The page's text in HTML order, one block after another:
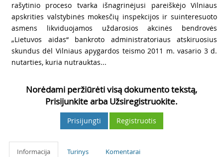
rašytinio proceso tvarka išnagrinėjusi pareiškėjo Vilniaus
apskrities valstybinės mokesčių inspekcijos ir suinteresuoto
asmens likviduojamos uždarosios akcinės bendrovės
„Lietuvos aidas“ bankroto administratoriaus atskiruosius
skundus dėl Vilniaus apygardos teismo 2011 m. vasario 3 d.
nutarties, kuria nutrauktas...
Norėdami peržiūrėti visą dokumento tekstą,
Prisijunkite arba Užsiregistruokite.
Prisijungti Registruotis
Informacija Turinys Komentarai